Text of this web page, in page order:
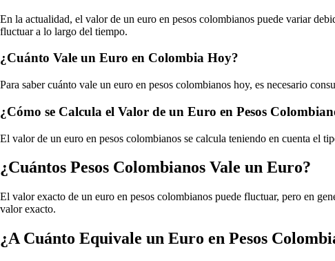
En la actualidad, el valor de un euro en pesos colombianos puede variar
fluctuar a lo largo del tiempo.
¿Cuánto Vale un Euro en Colombia Hoy?
Para saber cuánto vale un euro en pesos colombianos hoy, es necesario
¿Cómo se Calcula el Valor de un Euro en Pesos
El valor de un euro en pesos colombianos se calcula teniendo en cuenta el
¿Cuántos Pesos Colombianos Vale un Euro?
El valor exacto de un euro en pesos colombianos puede fluctuar, pero en
valor exacto.
¿A Cuánto Equivale un Euro en Pesos